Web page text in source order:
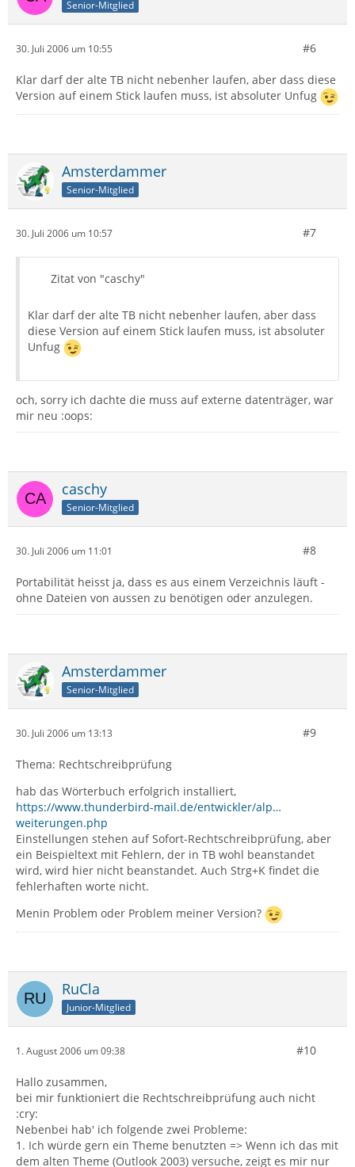
Senior-Mitglied
30. Juli 2006 um 10:55 #6
Klar darf der alte TB nicht nebenher laufen, aber dass diese
Version auf einem Stick laufen muss, ist absoluter Unfug
Amsterdammer
Senior-Mitglied
30. Juli 2006 um 10:57 #7
Zitat von "caschy"
Klar darf der alte TB nicht nebenher laufen, aber dass
diese Version auf einem Stick laufen muss, ist absoluter
Unfug
och, sorry ich dachte die muss auf externe datenträger, war
mir neu :oops:
caschy
Senior-Mitglied
30. Juli 2006 um 11:01 #8
Portabilität heisst ja, dass es aus einem Verzeichnis läuft -
ohne Dateien von aussen zu benötigen oder anzulegen.
Amsterdammer
Senior-Mitglied
30. Juli 2006 um 13:13 #9
Thema: Rechtschreibprüfung
hab das Wörterbuch erfolgrich installiert,
https://www.thunderbird-mail.de/entwickler/alp…
weiterungen.php
Einstellungen stehen auf Sofort-Rechtschreibprüfung, aber
ein Beispieltext mit Fehlern, der in TB wohl beanstandet
wird, wird hier nicht beanstandet. Auch Strg+K findet die
fehlerhaften worte nicht.
Menin Problem oder Problem meiner Version?
RuCla
Junior-Mitglied
1. August 2006 um 09:38 #10
Hallo zusammen,
bei mir funktioniert die Rechtschreibprüfung auch nicht
:cry:
Nebenbei hab' ich folgende zwei Probleme:
1. Ich würde gern ein Theme benutzten => Wenn ich das mit
dem alten Theme (Outlook 2003) versuche, zeigt es mir nur